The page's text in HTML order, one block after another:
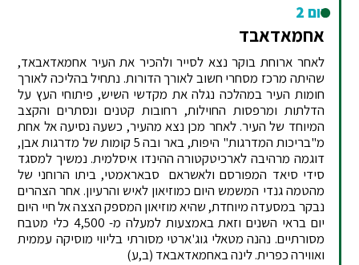
יום 2
אחמאדאבד
לאחר ארוחת בוקר נצא לסייר ולהכיר את העיר אחמאדאבאד,
שהיתה מרכז מסחרי חשוב לאורך הדורות. נתחיל בהליכה לאורך
חומות העיר במהלכה נגלה את מקדשי השיש, פיתוחי העץ על
הדלתות ומרפסות החוילות, רחובות קטנים ונסתרים והקצב
המיוחד של העיר. לאחר מכן נצא מהעיר, כשעה נסיעה אל אחת
מ"בריכות המדרגות" היפות, באר ובה 5 קומות של מדרגות אבן,
דוגמה מרהיבה לארכיטקטורה ההינדו איסלמית. נמשיך למסגד
סידי סיאד המפורסם ולאשראם סבאראמטי, ביתו הרוחני של
מהטמה גנדי המשמש היום כמוזיאון לאיש והרעיון. אחר הצהרים
נבקר במסעדה מיוחדת, שהיא מוזיאון המספק הצצה אל חיי היום
יום בראי השנים וזאת באמצעות למעלה מ- 4,500 כלי מטבח
מסורתיים. נהנה מטאלי גוג'ארטי מסורתי בליווי מוסיקה עממית
ואווירה כפרית. לינה באחמאדאבאד (ב,ע)